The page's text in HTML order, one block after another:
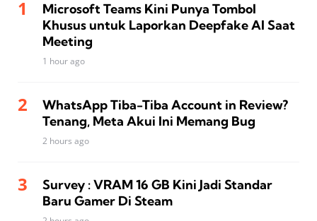
Microsoft Teams Kini Punya Tombol
Khusus untuk Laporkan Deepfake AI Saat
Meeting
1 hour ago
WhatsApp Tiba-Tiba Account in Review?
Tenang, Meta Akui Ini Memang Bug
2 hours ago
Survey : VRAM 16 GB Kini Jadi Standar
Baru Gamer Di Steam